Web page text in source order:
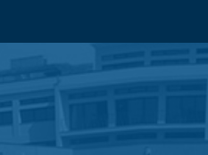
de